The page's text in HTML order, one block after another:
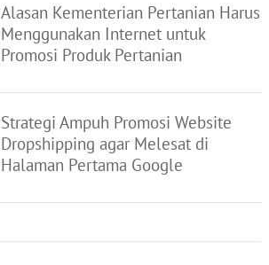
Alasan Kementerian Pertanian Harus
Menggunakan Internet untuk
Promosi Produk Pertanian
Strategi Ampuh Promosi Website
Dropshipping agar Melesat di
Halaman Pertama Google